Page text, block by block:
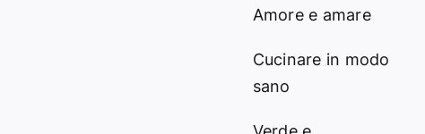
Amore e amare
Cucinare in modo
sano